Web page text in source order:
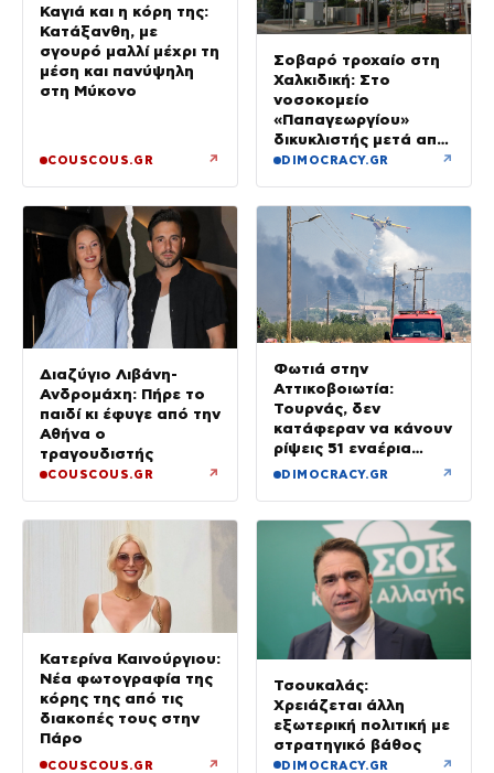
Καγιά και η κόρη της:
Κατάξανθη, με
σγουρό μαλλί μέχρι τη
μέση και πανύψηλη
στη Μύκονο
COUSCOUS.GR ↗
Σοβαρό τροχαίο στη
Χαλκιδική: Στο
νοσοκομείο
«Παπαγεωργίου»
δικυκλιστής μετά από
σύγκρουση
DIMOCRACY.GR ↗
Διαζύγιο Λιβάνη-
Ανδρομάχη: Πήρε το
παιδί κι έφυγε από την
Αθήνα ο
τραγουδιστής
COUSCOUS.GR ↗
Φωτιά στην
Αττικοβοιωτία:
Τουρνάς, δεν
κατάφεραν να κάνουν
ρίψεις 51 εναέρια
μέσα
DIMOCRACY.GR ↗
Κατερίνα Καινούργιου:
Νέα φωτογραφία της
κόρης της από τις
διακοπές τους στην
Πάρο
COUSCOUS.GR ↗
Τσουκαλάς:
Χρειάζεται άλλη
εξωτερική πολιτική με
στρατηγικό βάθος
DIMOCRACY.GR ↗